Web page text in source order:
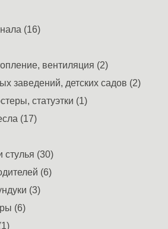
(16)
вентиляция (2)
заведений, детских садов (2)
статуэтки (1)
(17)
(30)
(6)
(3)
(6)